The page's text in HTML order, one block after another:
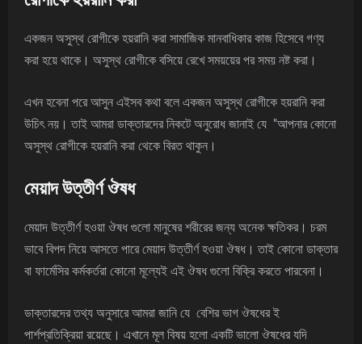
একজন অসুস্থ রোগীকে হয়রানি করা সামাজিক মানবাধিকার কাজ হিসেবে গণ্য
করা হয়ে থাকে। অসুস্থ রোগীকে বসিয়ে রেখে সময়য়ের পর সময় নষ্ট করা।
এখন হবেনা পরে আসুন এইসব কথা বলে একজন অসুস্থ রোগীকে হয়রানি করা
উচিৎ নয়। তাই আমরা ডাক্তারদের নিকটে অনুরোধ জানাই যে "আপনার কোনো
অসুস্থ রোগীকে হয়রানি করা থেকে বিরত থাকুন।
মেয়াদ উত্তীর্ণ ঔষধ
মেয়াদ উত্তীর্ণ হওয়া ঔষধ গুলো মানুষের শরীরের জন্য অনেক ক্ষতিকর। চরম
ভাবে বিপদ নিয়ে আসতে পারে মেয়াদ উত্তীর্ণ হওয়া ঔষধ। তাই কোনো ডাক্তার
বা ফার্মেসির কর্মকর্তরা কোনো মূল্যেই এই ঔষধ গুলো বিক্রি করতে পারবেনা।
ডাক্তারদের তথ্য অনুসারে আমরা জানি যে বেশির ভাগ ঔষধের ই
পার্শপ্রতিক্রিয়া রয়েছে। এখানে মূল বিষয় হলো একটি ভালো ঔষধের যদি